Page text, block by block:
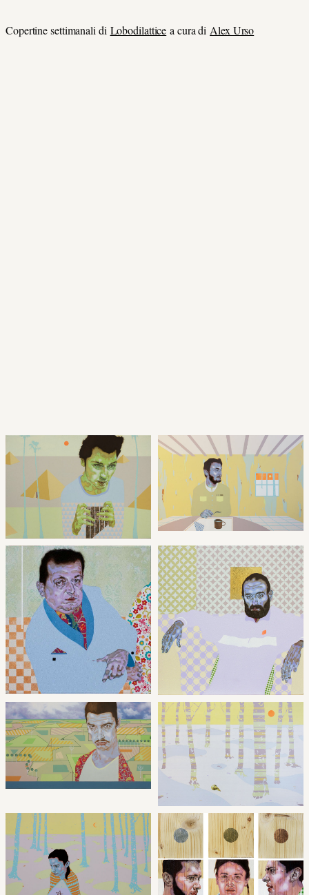
Copertine settimanali di Lobodilattice a cura di Alex Urso